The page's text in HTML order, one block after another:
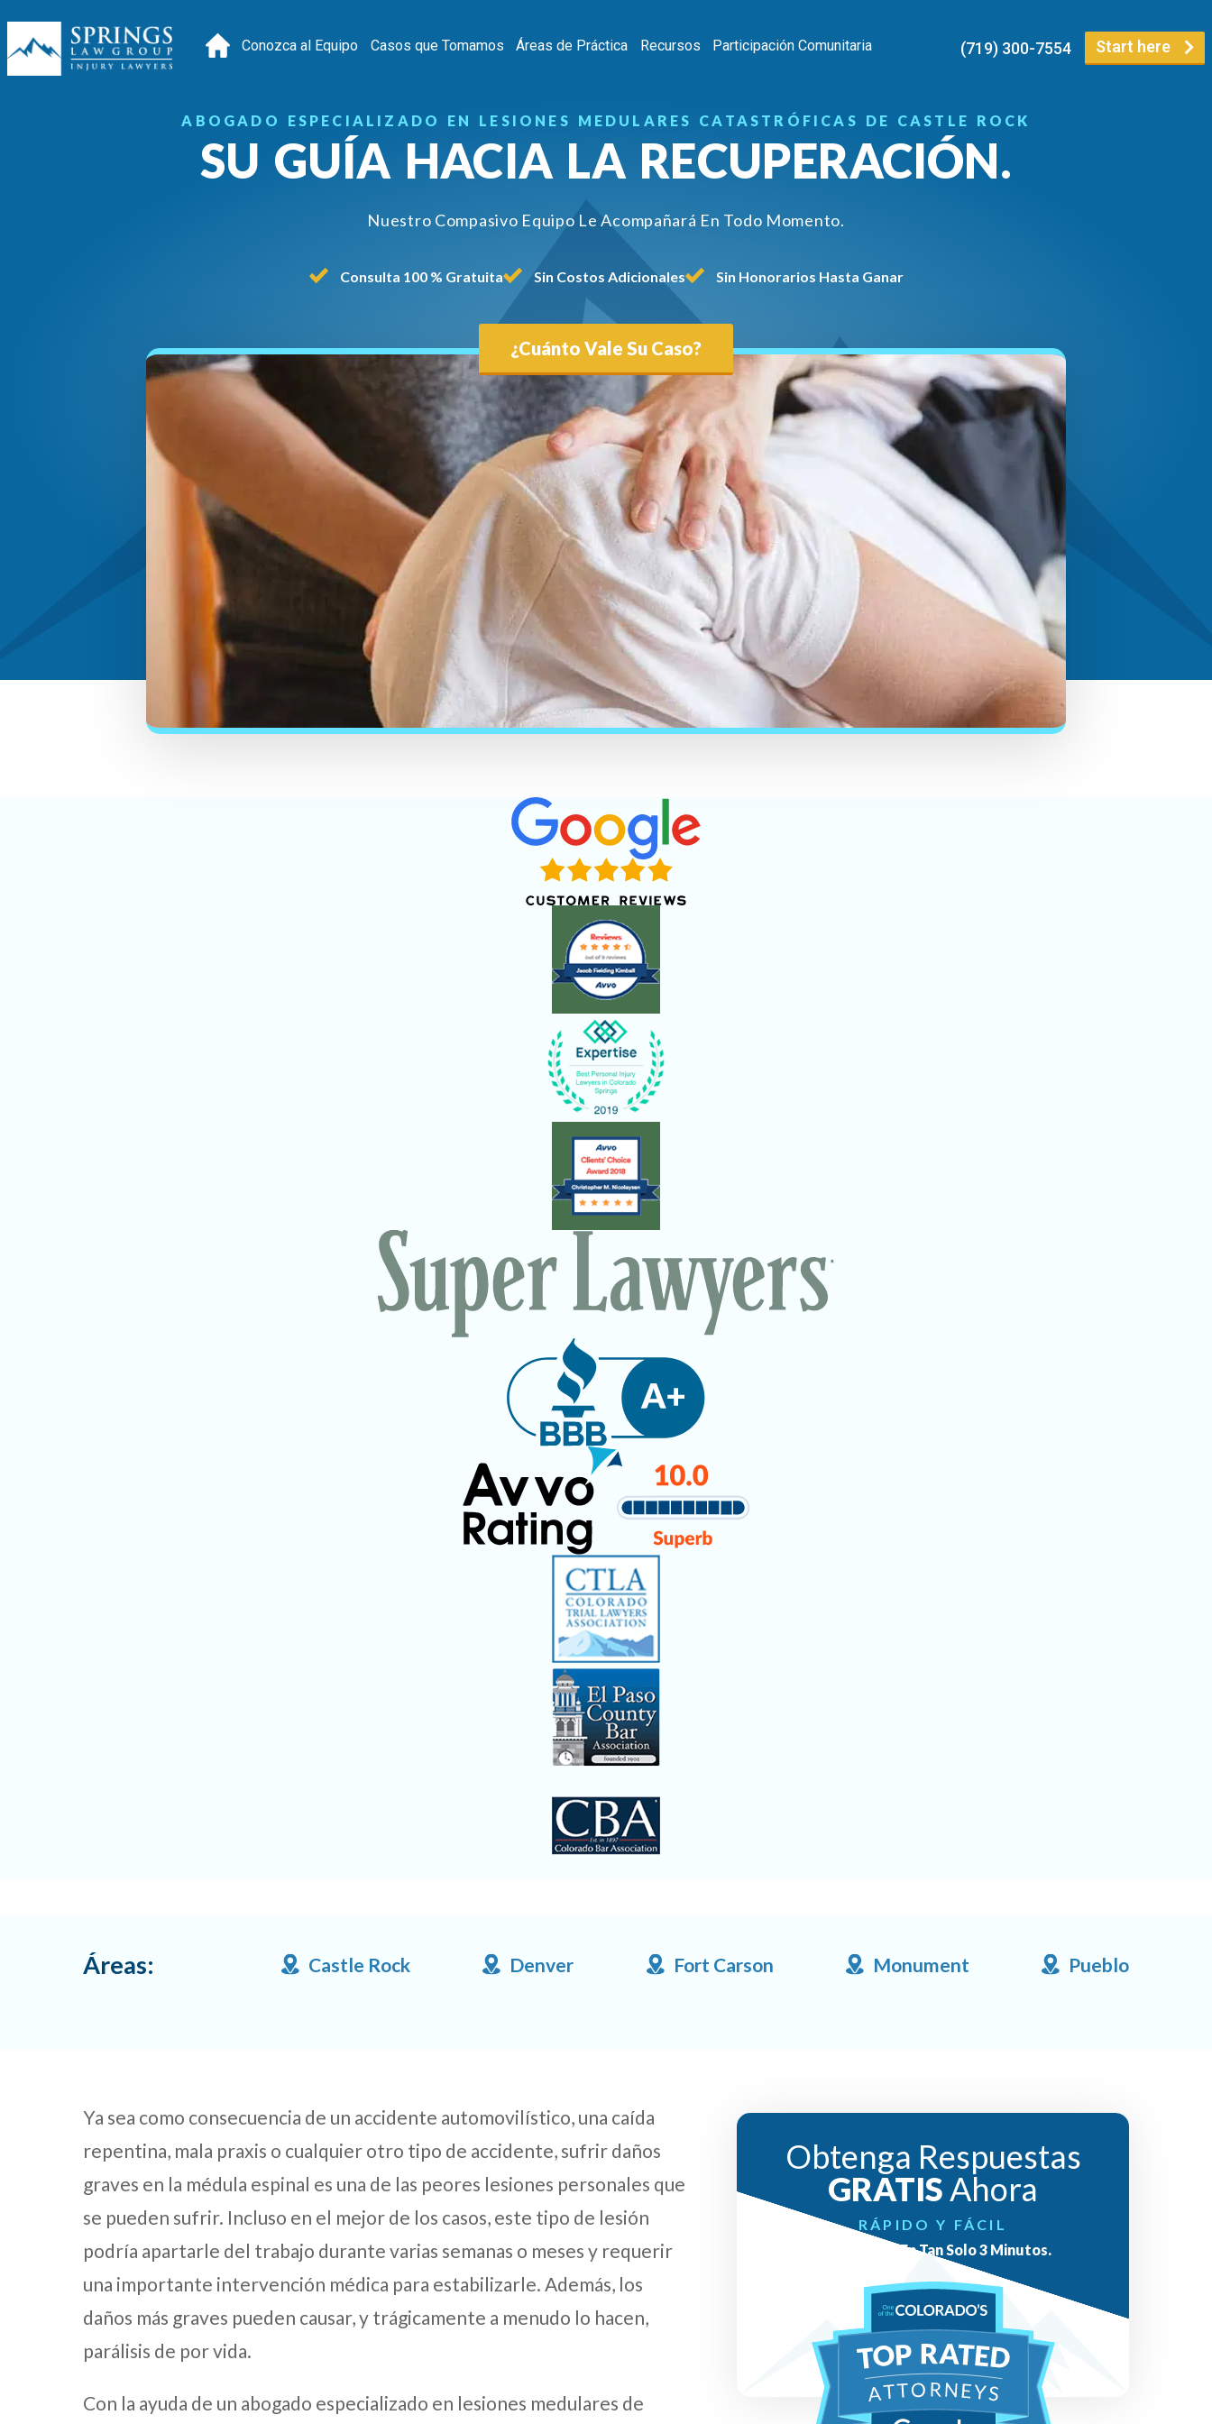
Conozca al Equipo Casos que Tomamos Áreas de Práctica Recursos Participación Comunitaria Start here
(719) 300-7554
ABOGADO ESPECIALIZADO EN LESIONES MEDULARES CATASTRÓFICAS DE CASTLE ROCK
SU GUÍA HACIA LA RECUPERACIÓN.
Nuestro Compasivo Equipo Le Acompañará En Todo Momento.
Consulta 100 % Gratuita Sin Costos Adicionales Sin Honorarios Hasta Ganar
¿Cuánto Vale Su Caso?
Áreas: Castle Rock Denver Fort Carson Monument Pueblo
Ya sea como consecuencia de un accidente automovilístico, una caída
repentina, mala praxis o cualquier otro tipo de accidente, sufrir daños
graves en la médula espinal es una de las peores lesiones personales que
se pueden sufrir. Incluso en el mejor de los casos, este tipo de lesión
podría apartarle del trabajo durante varias semanas o meses y requerir
una importante intervención médica para estabilizarle. Además, los
daños más graves pueden causar, y trágicamente a menudo lo hacen,
parálisis de por vida.
Con la ayuda de un abogado especializado en lesiones medulares de
Obtenga Respuestas
GRATISAhora
RÁPIDO Y FÁCIL
Respuestas En Tan Solo 3 Minutos.